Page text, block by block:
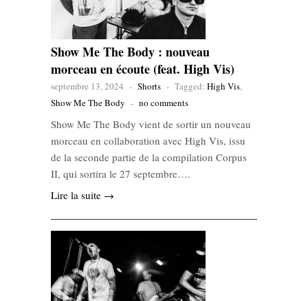
Show Me The Body : nouveau
morceau en écoute (feat. High Vis)
septembre 13, 2024 - Shorts - Tagged: High Vis,
Show Me The Body - no comments
Show Me The Body vient de sortir un nouveau
morceau en collaboration avec High Vis, issu
de la seconde partie de la compilation Corpus
II, qui sortira le 27 septembre….
Lire la suite →